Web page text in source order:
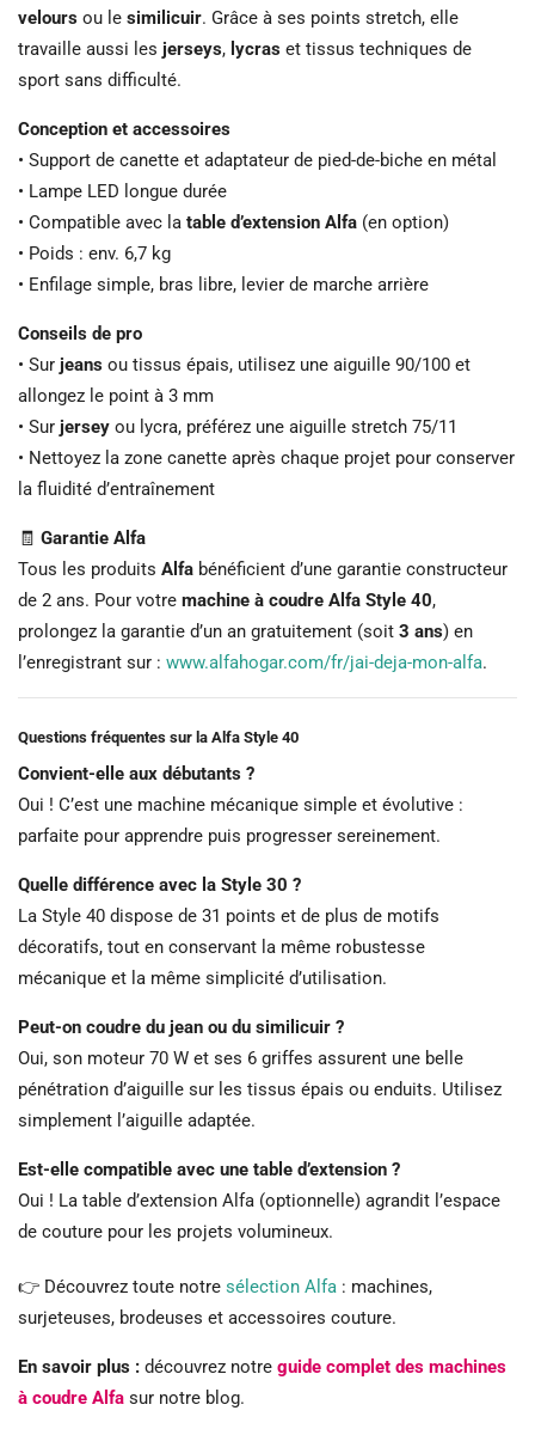
velours ou le similicuir. Grâce à ses points stretch, elle
travaille aussi les jerseys, lycras et tissus techniques de
sport sans difficulté.
Conception et accessoires
• Support de canette et adaptateur de pied-de-biche en métal
• Lampe LED longue durée
• Compatible avec la table d’extension Alfa (en option)
• Poids : env. 6,7 kg
• Enfilage simple, bras libre, levier de marche arrière
Conseils de pro
• Sur jeans ou tissus épais, utilisez une aiguille 90/100 et
allongez le point à 3 mm
• Sur jersey ou lycra, préférez une aiguille stretch 75/11
• Nettoyez la zone canette après chaque projet pour conserver
la fluidité d’entraînement
🧾 Garantie Alfa
Tous les produits Alfa bénéficient d’une garantie constructeur
de 2 ans. Pour votre machine à coudre Alfa Style 40,
prolongez la garantie d’un an gratuitement (soit 3 ans) en
l’enregistrant sur : www.alfahogar.com/fr/jai-deja-mon-alfa.
Questions fréquentes sur la Alfa Style 40
Convient-elle aux débutants ?
Oui ! C’est une machine mécanique simple et évolutive :
parfaite pour apprendre puis progresser sereinement.
Quelle différence avec la Style 30 ?
La Style 40 dispose de 31 points et de plus de motifs
décoratifs, tout en conservant la même robustesse
mécanique et la même simplicité d’utilisation.
Peut-on coudre du jean ou du similicuir ?
Oui, son moteur 70 W et ses 6 griffes assurent une belle
pénétration d’aiguille sur les tissus épais ou enduits. Utilisez
simplement l’aiguille adaptée.
Est-elle compatible avec une table d’extension ?
Oui ! La table d’extension Alfa (optionnelle) agrandit l’espace
de couture pour les projets volumineux.
👉 Découvrez toute notre sélection Alfa : machines,
surjeteuses, brodeuses et accessoires couture.
En savoir plus : découvrez notre guide complet des machines
à coudre Alfa sur notre blog.